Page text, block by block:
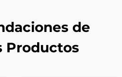
de
Productos